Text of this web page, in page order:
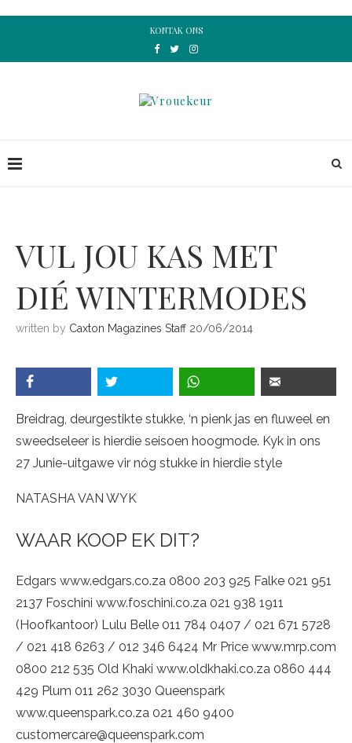
KONTAK ONS
VUL JOU KAS MET
DIÉ WINTERMODES
written by Caxton Magazines Staff 20/06/2014
Breidrag, deurgestikte stukke, ‘n pienk jas en fluweel en
sweedseleer is hierdie seisoen hoogmode. Kyk in ons
27 Junie-uitgawe vir nóg stukke in hierdie style
NATASHA VAN WYK
WAAR KOOP EK DIT?
Edgars www.edgars.co.za 0800 203 925 Falke 021 951
2137 Foschini www.foschini.co.za 021 938 1911
(Hoofkantoor) Lulu Belle 011 784 0407 / 021 671 5728
/ 021 418 6263 / 012 346 6424 Mr Price www.mrp.com
0800 212 535 Old Khaki www.oldkhaki.co.za 0860 444
429 Plum 011 262 3030 Queenspark
www.queenspark.co.za 021 460 9400
customercare@queenspark.com